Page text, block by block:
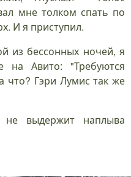
мне толком спать по
И я приступил.
из бессонных ночей, я
на Авито: "Требуются
что? Гэри Лумис так же
выдержит наплыва